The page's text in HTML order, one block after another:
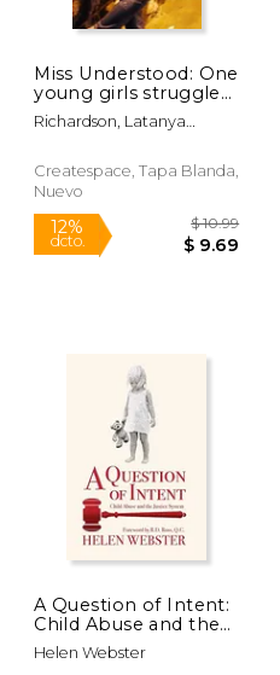
12%
Miss Understood: One
young girls struggle
with ghetto street
life. (en Inglés)
Richardson, Latanya
Createspace, Tapa Blanda,
Nuevo
A Question of Intent:
Child Abuse and the
Justice System (en
Inglés)
Helen Webster